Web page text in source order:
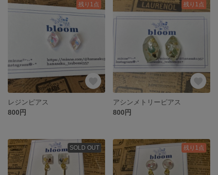
残り1点
レジンピアス
800円
残り1点
アシンメトリーピアス
800円
SOLD OUT 残り1点